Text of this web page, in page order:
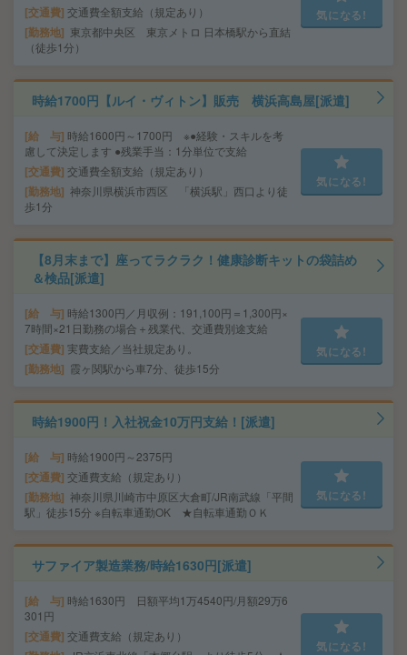
交通費 交通費全額支給（規定あり）
勤務地
東京都中央区 東京メトロ 日本橋駅から直結
（徒歩1分）
気になる!
時給1700円【ルイ・ヴィトン】販売 横浜高島屋[派遣]
給 与 時給1600円～1700円 ※●経験・スキルを考
慮して決定します ●残業手当：1分単位で支給
交通費 交通費全額支給（規定あり）
勤務地 神奈川県横浜市西区 「横浜駅」西口より徒
歩1分
気になる!
【8月末まで】座ってラクラク！健康診断キットの袋詰め
＆検品[派遣]
給 与 時給1300円／月収例：191,100円＝1,300円×
7時間×21日勤務の場合＋残業代、交通費別途支給
交通費 実費支給／当社規定あり。
勤務地 霞ヶ関駅から車7分、徒歩15分
気になる!
時給1900円！入社祝金10万円支給！[派遣]
給 与 時給1900円～2375円
交通費 交通費支給（規定あり）
勤務地 神奈川県川崎市中原区大倉町/JR南武線「平間
駅」徒歩15分 ※自転車通勤OK ★自転車通勤ＯＫ
気になる!
サファイア製造業務/時給1630円[派遣]
給 与 時給1630円 日額平均1万4540円/月額29万6
301円
交通費 交通費支給（規定あり）
気になる!